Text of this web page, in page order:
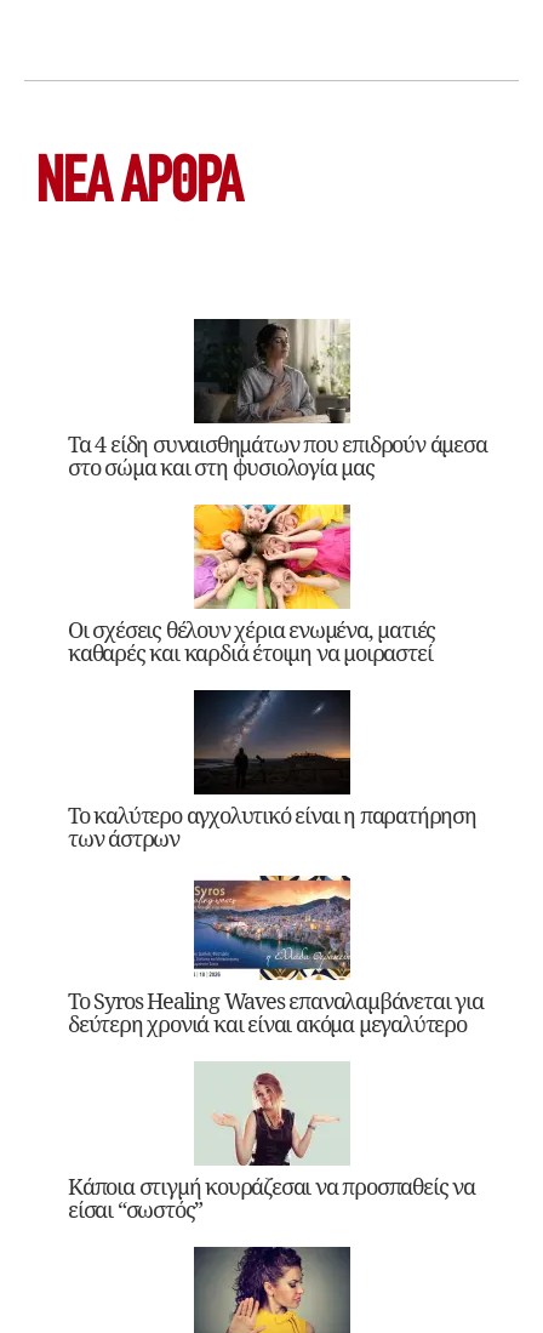
ΝΕΑ ΆΡΘΡΑ
Τα 4 είδη συναισθημάτων που επιδρούν άμεσα
στο σώμα και στη φυσιολογία μας
Οι σχέσεις θέλουν χέρια ενωμένα, ματιές
καθαρές και καρδιά έτοιμη να μοιραστεί
Το καλύτερο αγχολυτικό είναι η παρατήρηση
των άστρων
Το Syros Healing Waves επαναλαμβάνεται για
δεύτερη χρονιά και είναι ακόμα μεγαλύτερο
Κάποια στιγμή κουράζεσαι να προσπαθείς να
είσαι “σωστός”